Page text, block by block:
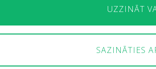
UZZINĀT
SAZINĀTIES